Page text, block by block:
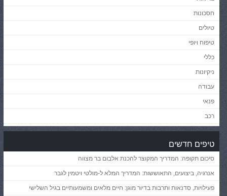
חסכונות
טיולים
טיפוח ויופי
כללי
ניקיונות
עבודה
פנאי
רכב
טיפים חדשים
סיכום תקופה: המדריך המקוצר להכנת אלבום בר מצווה
אנרגיה, ביצועים, התאוששות: המדריך המלא ל-מולטי ויטמין לגבר
פעילויות, סדנאות ותרבות בדיור מוגן: חיים מלאים ומשמעותיים בגיל השלישי